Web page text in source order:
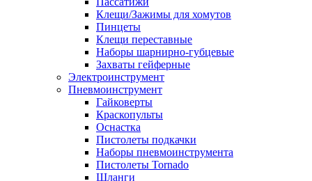
Клещи/Зажимы для хомутов
Пинцеты
Клещи переставные
Наборы шарнирно-губцевые
Захваты гейферные
Электроинструмент
Пневмоинструмент
Гайковерты
Краскопульты
Оснастка
Пистолеты подкачки
Наборы пневмоинструмента
Пистолеты Tornado
Шланги